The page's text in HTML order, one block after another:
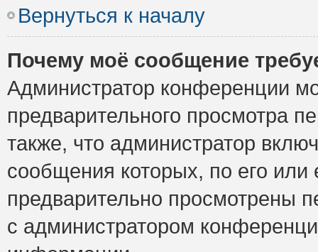
Вернуться к началу
Почему моё сообщение
Администратор конференции
предварительного просмотра
также, что администратор
сообщения которых, по его
предварительно просмотрены
с администратором